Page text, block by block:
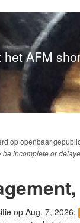
AFM
op openbaar
incomplete or
op Aug. 7, 2026: